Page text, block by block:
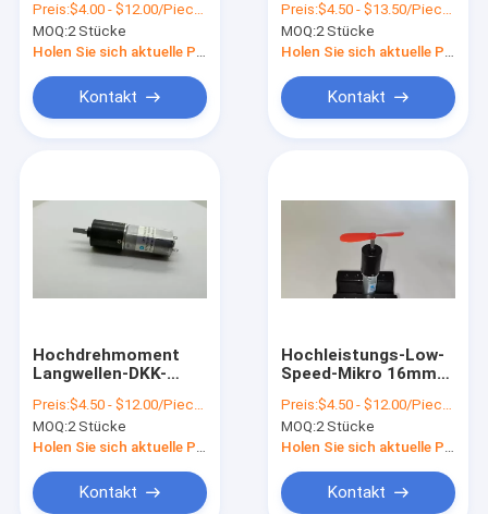
Metall-
Planetengetriebe-
Reduktormotor mit
Preis:$4.00 - $12.00/Pieces
MOQ:2 Stücke
Kontakt
kpm22-180 3-24vdc
Metall-
Planetengetriebe
Preis:$4.50 - $13.50/Pieces
MOQ:2 Stücke
Kontakt
Hochdrehmoment
Langwellen-DKK-
planetarischem
Getriebe
Hochdrehmoment
8v 9v 12v 24v 90rpm
100rpm 150rpm
Preis:$4.50 - $12.00/Pieces
MOQ:2 Stücke
Holen Sie sich aktuelle Preis
Kontakt
Hochleistungs-Low-
Speed-Mikro 16mm
Planetengetriebe-
Motor mit 3mm D-
Welle
Preis:$4.50 - $12.00/Pieces
MOQ:2 Stücke
Holen Sie sich aktuelle Preis
Kontakt